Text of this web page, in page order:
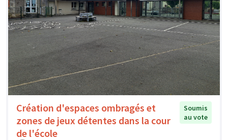
Création d'espaces ombragés et
zones de jeux détentes dans la cour
de l'école
Soumis
au vote